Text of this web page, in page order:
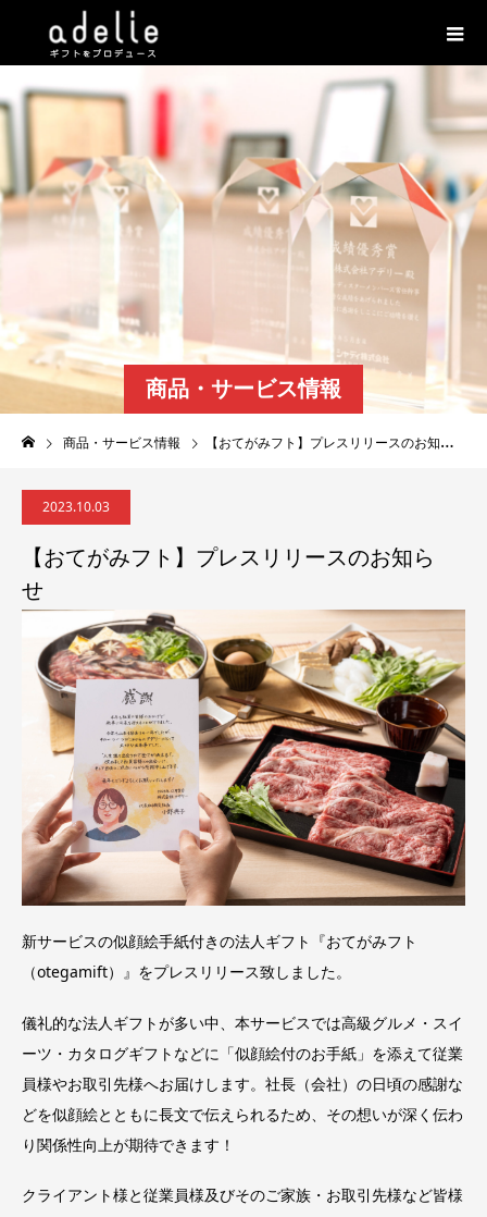
商品・サービス情報
商品・サービス情報 【おてがみフト】プレスリリースのお知らせ
2023.10.03
【おてがみフト】プレスリリースのお知ら
せ
新サービスの似顔絵手紙付きの法人ギフト『おてがみフト
（otegamift）』をプレスリリース致しました。
儀礼的な法人ギフトが多い中、本サービスでは高級グルメ・スイ
ーツ・カタログギフトなどに「似顔絵付のお手紙」を添えて従業
員様やお取引先様へお届けします。社長（会社）の日頃の感謝な
どを似顔絵とともに長文で伝えられるため、その想いが深く伝わ
り関係性向上が期待できます！
クライアント様と従業員様及びそのご家族・お取引先様など皆様